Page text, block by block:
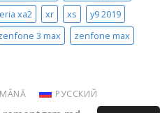
xa2 xr xs
y9 2019
3 max zenfone max
РУССКИЙ